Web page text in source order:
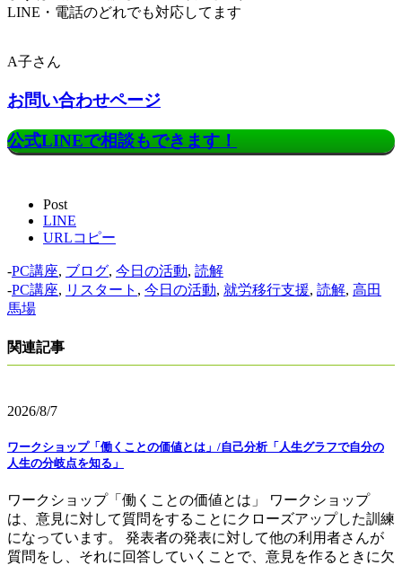
LINE・電話のどれでも対応してます！
A子さん
お問い合わせページ
公式LINEで相談もできます！
Post
LINE
URLコピー
-PC講座, ブログ, 今日の活動, 読解
-PC講座, リスタート , 今日の活動, 就労移行支援, 読解, 高田
馬場
関連記事
2026/8/7
ワークショップ「働くことの価値とは」/自己分析「人生グラフで自分の
人生の分岐点を知る」
ワークショップ「働くことの価値とは」 ワークショップ
は、意見に対して質問をすることにクローズアップした訓練
になっています。 発表者の発表に対して他の利用者さんが
質問をし、それに回答していくことで、意見を作るときに欠